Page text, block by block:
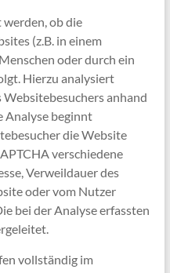
ob die
(z.B. in einem
oder durch ein
Hierzu analysiert
anhand
Analyse beginnt
die Website
verschiedene
Verweildauer des
oder vom Nutzer
bei der Analyse erfassten
vollständig im